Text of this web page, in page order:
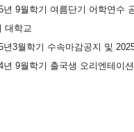
년 9월학기 여름단기 어학연수
대학교
3월학기 수속마감공지 및 2025년9월학
년 9월학기 출국생 오리엔테이션 일